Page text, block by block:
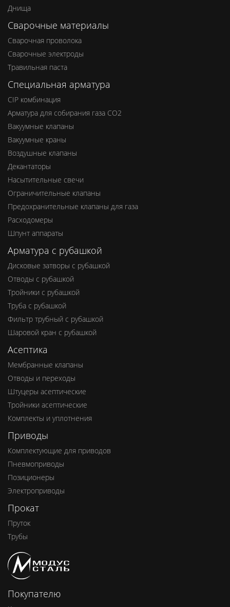
Днища
Сварочные материалы
Сварочная проволока
Сварочные электроды
Травильная паста
Специальная арматура
CIP комбинация
Арматура для собирания газа СО2
Вакуумные клапаны
Вакуумные краны
Воздушные клапаны
Декантаторы
Насытительные свечи
Ограничительные клапаны
Предохранительные клапаны для газа
Расходомеры
Шпунт аппараты
Арматура с рубашкой
Дисковые затворы с рубашкой
Отводы с рубашкой
Тройники с рубашкой
Труба с рубашкой
Фильтр трубный с рубашкой
Шаровой кран с рубашкой
Асептика
Мембранные клапаны
Отводы и переходы
Штуцеры асептические
Тройники асептические
Комплекты и уплотнения
Приводы
Комплектующие для приводов
Пневмоприводы
Позиционеры
Электроприводы
Прокат
Пруток
Трубы
Покупателю